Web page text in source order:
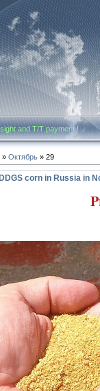
and T/T payment
» Октябрь » 29
corn in Russia in